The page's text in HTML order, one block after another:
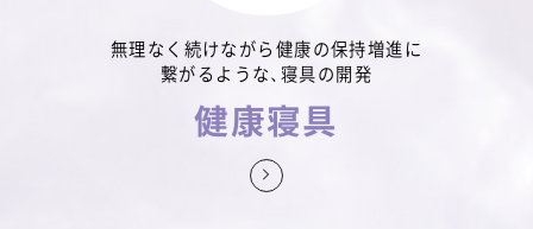
無理なく続けながら健康の保持増進に
繋がるような、寝具の開発
健康寝具